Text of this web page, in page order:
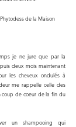
de la Maison
je ne jure que par la
deux mois maintenant
les cheveux ondulés à
me rappelle celle des
coup de coeur de la fin du
un shampooing qui